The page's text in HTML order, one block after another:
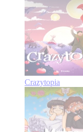
Crazytopia